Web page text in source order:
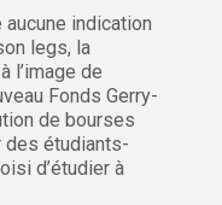
aucune indication
legs, la
l’image de
Fonds Gerry-
de bourses
des étudiants-
d’étudier à